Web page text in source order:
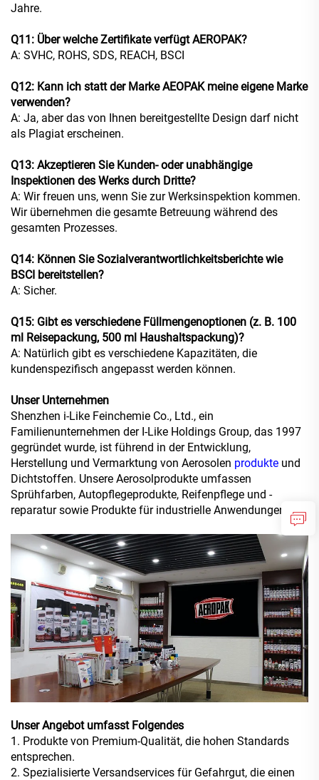
Jahre.
Q11: Über welche Zertifikate verfügt AEROPAK?
A: SVHC, ROHS, SDS, REACH, BSCI
Q12: Kann ich statt der Marke AEOPAK meine eigene Marke
verwenden?
A: Ja, aber das von Ihnen bereitgestellte Design darf nicht
als Plagiat erscheinen.
Q13: Akzeptieren Sie Kunden- oder unabhängige
Inspektionen des Werks durch Dritte?
A: Wir freuen uns, wenn Sie zur Werksinspektion kommen.
Wir übernehmen die gesamte Betreuung während des
gesamten Prozesses.
Q14: Können Sie Sozialverantwortlichkeitsberichte wie
BSCI bereitstellen?
A: Sicher.
Q15: Gibt es verschiedene Füllmengenoptionen (z. B. 100
ml Reisepackung, 500 ml Haushaltspackung)?
A: Natürlich gibt es verschiedene Kapazitäten, die
kundenspezifisch angepasst werden können.
Unser Unternehmen
Shenzhen i-Like Feinchemie Co., Ltd., ein
Familienunternehmen der I-Like Holdings Group, das 1997
gegründet wurde, ist führend in der Entwicklung,
Herstellung und Vermarktung von Aerosolen produkte und
Dichtstoffen. Unsere Aerosolprodukte umfassen
Sprühfarben, Autopflegeprodukte, Reifenpflege und -
reparatur sowie Produkte für industrielle Anwendungen.
Unser Angebot umfasst Folgendes
1. Produkte von Premium-Qualität, die hohen Standards
entsprechen.
2. Spezialisierte Versandservices für Gefahrgut, die einen